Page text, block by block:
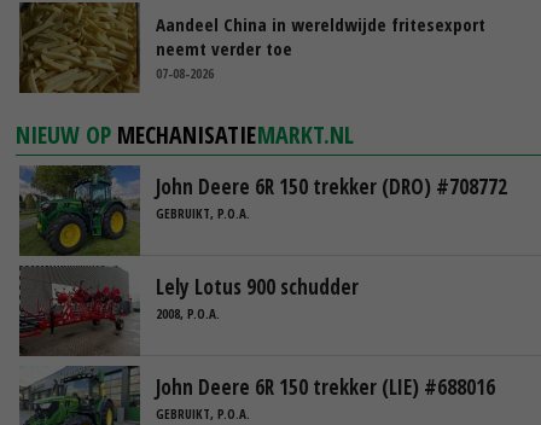
Aandeel China in wereldwijde fritesexport
neemt verder toe
07-08-2026
NIEUW OP MECHANISATIEMARKT.NL
John Deere 6R 150 trekker (DRO) #708772
GEBRUIKT, P.O.A.
Lely Lotus 900 schudder
2008, P.O.A.
John Deere 6R 150 trekker (LIE) #688016
GEBRUIKT, P.O.A.